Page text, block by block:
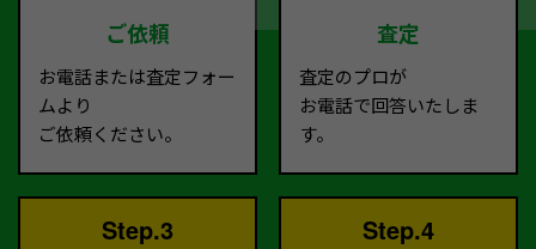
ご依頼
お電話または査定フォー
ムより
ご依頼ください。
査定
査定のプロが
お電話で回答いたしま
す。
Step.3 Step.4